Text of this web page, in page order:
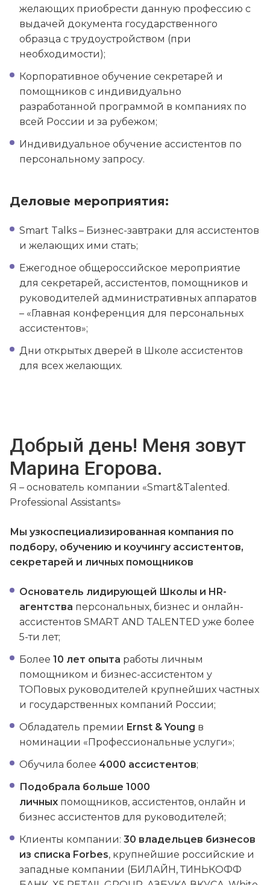
желающих приобрести данную профессию с
выдачей документа государственного
образца с трудоустройством (при
необходимости);
Корпоративное обучение секретарей и
помощников с индивидуально
разработанной программой в компаниях по
всей России и за рубежом;
Индивидуальное обучение ассистентов по
персональному запросу.
Деловые мероприятия:
Smart Talks – Бизнес-завтраки для ассистентов
и желающих ими стать;
Ежегодное общероссийское мероприятие
для секретарей, ассистентов, помощников и
руководителей административных аппаратов
– «Главная конференция для персональных
ассистентов»;
Дни открытых дверей в Школе ассистентов
для всех желающих.
Добрый день! Меня зовут
Марина Егорова.
Я – основатель компании «Smart&Talented.
Professional Assistants»
Мы узкоспециализированная компания по
подбору, обучению и коучингу ассистентов,
секретарей и личных помощников
Основатель лидирующей Школы и HR-
агентства персональных, бизнес и онлайн-
ассистентов SMART AND TALENTED уже более
5-ти лет;
Более 10 лет опыта работы личным
помощником и бизнес-ассистентом у
ТОПовых руководителей крупнейших частных
и государственных компаний России;
Обладатель премии Ernst & Young в
номинации «Профессиональные услуги»;
Обучила более 4000 ассистентов;
Подобрала больше 1000
личных помощников, ассистентов, онлайн и
бизнес ассистентов для руководителей;
Клиенты компании: 30 владельцев бизнесов
из списка Forbes, крупнейшие российские и
западные компании (БИЛАЙН, ТИНЬКОФФ